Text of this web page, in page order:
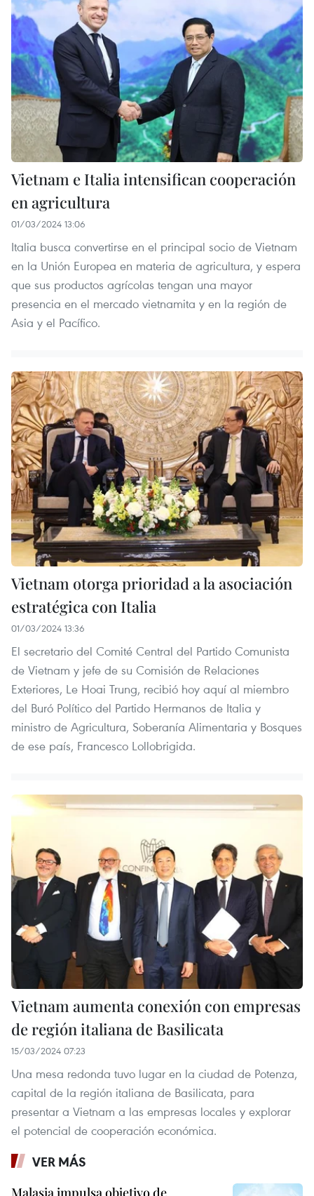
Vietnam e Italia intensifican cooperación
en agricultura
01/03/2024 13:06
Italia busca convertirse en el principal socio de Vietnam
en la Unión Europea en materia de agricultura, y espera
que sus productos agrícolas tengan una mayor
presencia en el mercado vietnamita y en la región de
Asia y el Pacífico.
Vietnam otorga prioridad a la asociación
estratégica con Italia
01/03/2024 13:36
El secretario del Comité Central del Partido Comunista
de Vietnam y jefe de su Comisión de Relaciones
Exteriores, Le Hoai Trung, recibió hoy aquí al miembro
del Buró Político del Partido Hermanos de Italia y
ministro de Agricultura, Soberanía Alimentaria y Bosques
de ese país, Francesco Lollobrigida.
Vietnam aumenta conexión con empresas
de región italiana de Basilicata
15/03/2024 07:23
Una mesa redonda tuvo lugar en la ciudad de Potenza,
capital de la región italiana de Basilicata, para
presentar a Vietnam a las empresas locales y explorar
el potencial de cooperación económica.
VER MÁS
Malasia impulsa objetivo de